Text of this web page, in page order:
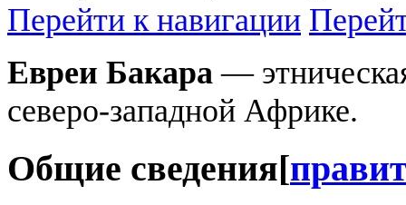
Перейти к навигации
Евреи Бакара —
северо-западной Африке.
Общие сведения[